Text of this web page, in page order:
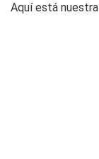
Aquí está